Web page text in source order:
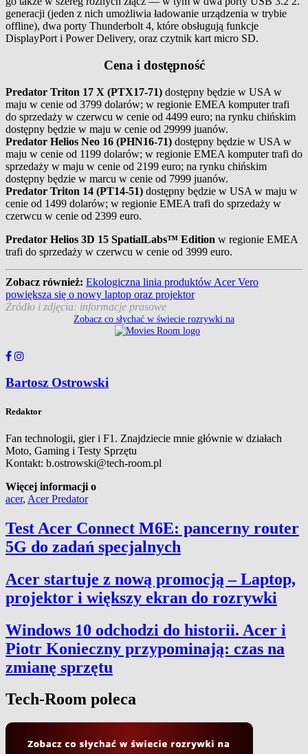
generacji (jeden z nich umożliwia ładowanie urządzenia w trybie
offline), dwa porty Thunderbolt 4, które obsługują funkcje
DisplayPort i Power Delivery, oraz czytnik kart micro SD.
Cena i dostępność
Predator Triton 17 X (PTX17-71​) dostępny będzie w USA w
maju w cenie od 3799 dolarów; w regionie EMEA komputer trafi
do sprzedaży w czerwcu w cenie od 4499 euro; na rynku chińskim
dostępny będzie w maju w cenie od 29999 juanów.
Predator Helios Neo 16 (PHN16-71​) dostępny będzie w USA w
maju w cenie od 1199 dolarów; w regionie EMEA komputer trafi do
sprzedaży w maju w cenie od 2199 euro; na rynku chińskim
dostępny będzie w marcu w cenie od 7999 juanów.
Predator Triton 14 (PT14-51) dostępny będzie w USA w maju w
cenie od 1499 dolarów; w regionie EMEA trafi do sprzedaży w
czerwcu w cenie od 2399 euro.
Predator Helios 3D 15 SpatialLabs™ Edition w regionie EMEA
trafi do sprzedaży w czerwcu w cenie od 3999 euro.
Zobacz również: Ekologiczna linia produktów Acer Vero
powiększa się o nowy laptop oraz projektor
Źródło i zdjęcia: informacje prasowe
Zobacz co słychać w świecie rozrywki na
Bartosz Ostrowski
Redaktor
Fan technologii, gier i F1. Znajdziecie mnie głównie w działach
Moto, Gaming i Testy Sprzętu
Kontakt: b.ostrowski@tech-room.pl
Więcej informacji o
acer, Acer Predator
Test Acer Connect M6E: pancerny router
5G do zadań specjalnych
Acer startuje z nową promocją – Laptop,
projektor i większy ekran do rozrywki
Windows 10 odchodzi do historii. Acer i
Piotr Konieczny przypominają: czas na
zmianę sprzętu
Tech-Room poleca